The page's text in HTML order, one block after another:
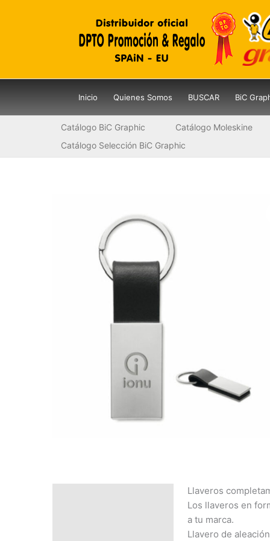
Inicio Quienes Somos BUSCAR BiC
Catálogo BiC Graphic Catálogo Moleskine
Catálogo Selección BiC Graphic
Llaveros
Los llaveros en
a tu marca.
Llavero de